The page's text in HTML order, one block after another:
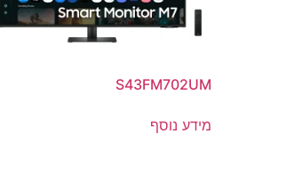
S43FM702UM
מידע נוסף